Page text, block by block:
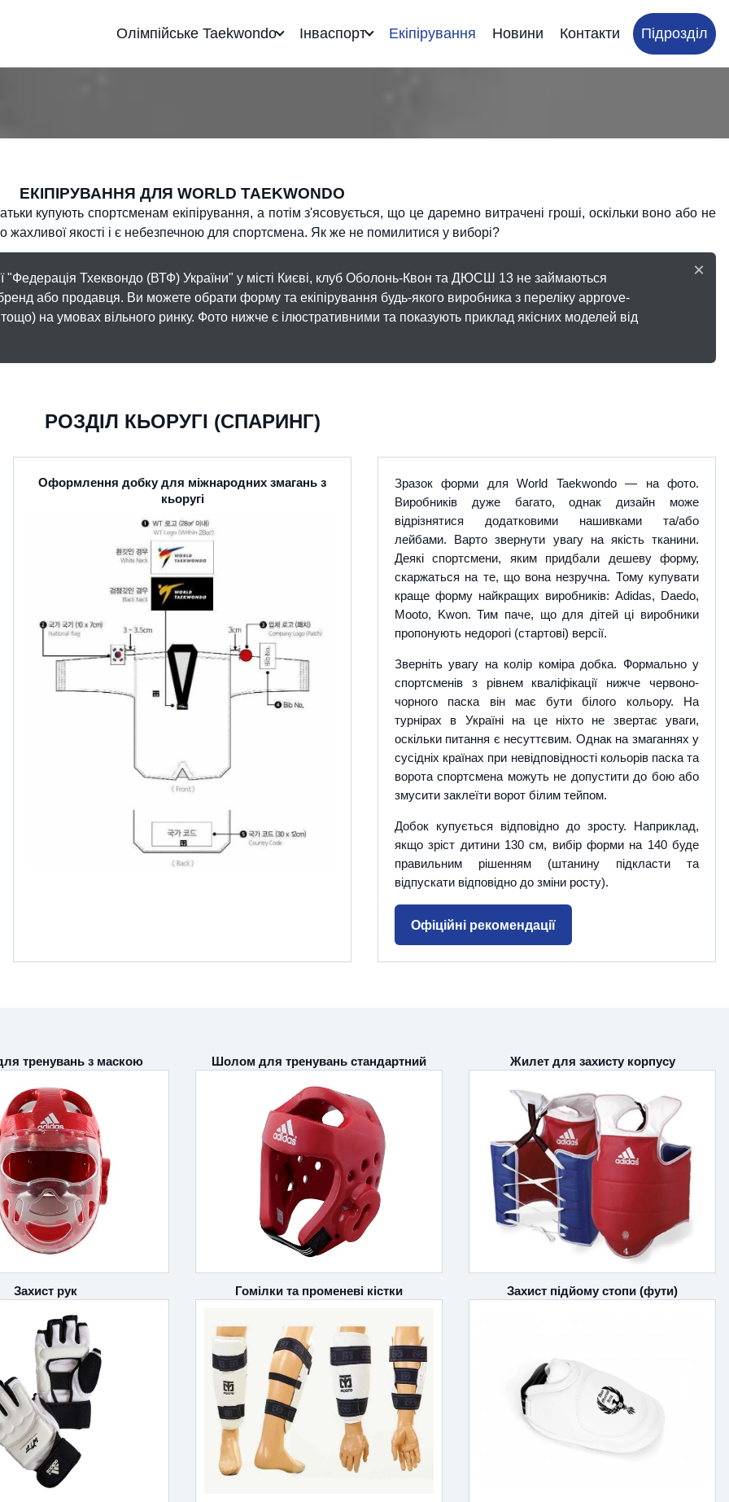
Олімпійське Taekwondo Інваспорт Екіпірування Новини Контакти Підрозділ
ЕКІПІРУВАННЯ ДЛЯ WORLD TAEKWONDO
купують спортсменам екіпірування, а потім з'ясовується, що це даремно витрачені гроші, оскільки воно або не
жахливої якості і є небезпечною для спортсмена. Як же не помилитися у виборі?
×
"Федерація Тхеквондо (ВТФ) України" у місті Києві, клуб Оболонь-Квон та ДЮСШ 13 не займаються
або продавця. Ви можете обрати форму та екіпірування будь-якого виробника з переліку approve-
на умовах вільного ринку. Фото нижче є ілюстративними та показують приклад якісних моделей від
РОЗДІЛ КЬОРУГІ (СПАРИНГ)
Оформлення добку для міжнародних змагань з
кьоругі
Зразок форми для World Taekwondo — на фото.
Виробників дуже багато, однак дизайн може
відрізнятися додатковими нашивками та/або
лейбами. Варто звернути увагу на якість тканини.
Деякі спортсмени, яким придбали дешеву форму,
скаржаться на те, що вона незручна. Тому купувати
краще форму найкращих виробників: Adidas, Daedo,
Mooto, Kwon. Тим паче, що для дітей ці виробники
пропонують недорогі (стартові) версії.
Зверніть увагу на колір коміра добка. Формально у
спортсменів з рівнем кваліфікації нижче червоно-
чорного паска він має бути білого кольору. На
турнірах в Україні на це ніхто не звертає уваги,
оскільки питання є несуттєвим. Однак на змаганнях у
сусідніх країнах при невідповідності кольорів паска та
ворота спортсмена можуть не допустити до бою або
змусити заклеїти ворот білим тейпом.
Добок купується відповідно до зросту. Наприклад,
якщо зріст дитини 130 см, вибір форми на 140 буде
правильним рішенням (штанину підкласти та
відпускати відповідно до зміни росту).
Офіційні рекомендації
тренувань з маскою
Захист рук
Шолом для тренувань стандартний
Гомілки та променеві кістки
Жилет для захисту корпусу
Захист підйому стопи (фути)